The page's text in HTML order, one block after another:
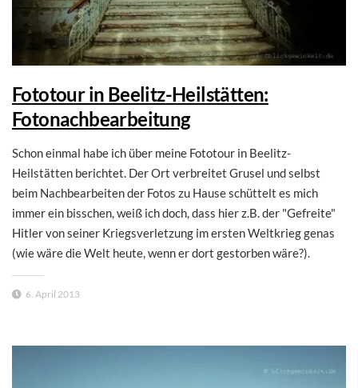
Fototour in Beelitz-Heilstätten:
Fotonachbearbeitung
Schon einmal habe ich über meine Fototour in Beelitz-
Heilstätten berichtet. Der Ort verbreitet Grusel und selbst
beim Nachbearbeiten der Fotos zu Hause schüttelt es mich
immer ein bisschen, weiß ich doch, dass hier z.B. der "Gefreite"
Hitler von seiner Kriegsverletzung im ersten Weltkrieg genas
(wie wäre die Welt heute, wenn er dort gestorben wäre?).
6. April 2013